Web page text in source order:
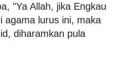
"Ya Allah, jika Engkau
agama lurus ini, maka
diharamkan pula